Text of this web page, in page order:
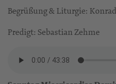
Begrüßung & Liturgie:
Predigt: Sebastian Zehme